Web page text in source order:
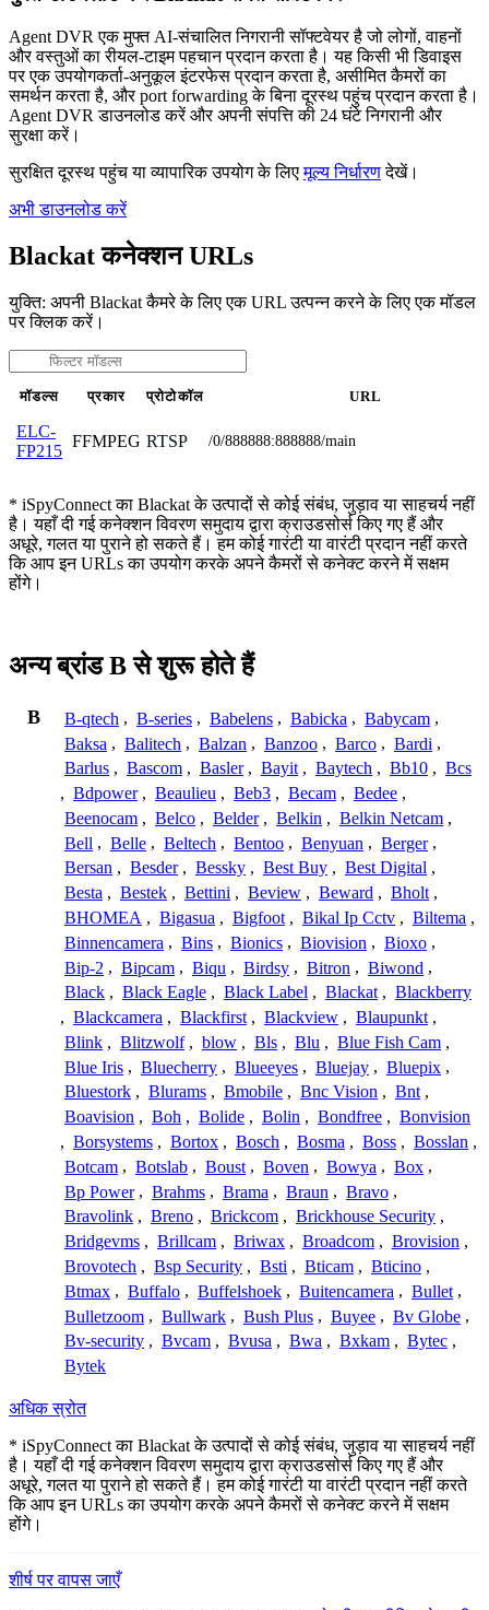
Agent DVR एक मुफ्त AI-संचालित निगरानी सॉफ्टवेयर है जो लोगों, वाहनों
और वस्तुओं का रीयल-टाइम पहचान प्रदान करता है। यह किसी भी डिवाइस
पर एक उपयोगकर्ता-अनुकूल इंटरफेस प्रदान करता है, असीमित कैमरों का
समर्थन करता है, और port forwarding के बिना दूरस्थ पहुंच प्रदान करता है।
Agent DVR डाउनलोड करें और अपनी संपत्ति की 24 घंटे निगरानी और
सुरक्षा करें।
सुरक्षित दूरस्थ पहुंच या व्यापारिक उपयोग के लिएमूल्य निर्धारणदेखें।
अभी डाउनलोड करें
Blackat कनेक्शन URLs
युक्ति: अपनी Blackat कैमरे के लिए एक URL उत्पन्न करने के लिए एक मॉडल
पर क्लिक करें।
मॉडल्स प्रकार प्रोटोकॉल URL
ELC-
FP215
FFMPEG RTSP /0/888888:888888/main
* iSpyConnect का Blackat के उत्पादों से कोई संबंध, जुड़ाव या साहचर्य नहीं
है। यहाँ दी गई कनेक्शन विवरण समुदाय द्वारा क्राउडसोर्स किए गए हैं और
अधूरे, गलत या पुराने हो सकते हैं। हम कोई गारंटी या वारंटी प्रदान नहीं करते
कि आप इन URLs का उपयोग करके अपने कैमरों से कनेक्ट करने में सक्षम
होंगे।
अन्य ब्रांड B से शुरू होते हैं
B B-qtech , B-series , Babelens , Babicka , Babycam ,
Baksa , Balitech , Balzan , Banzoo , Barco , Bardi ,
Barlus , Bascom , Basler , Bayit , Baytech , Bb10 , Bcs
, Bdpower , Beaulieu , Beb3 , Becam , Bedee ,
Beenocam , Belco , Belder , Belkin , Belkin Netcam ,
Bell , Belle , Beltech , Bentoo , Benyuan , Berger ,
Bersan , Besder , Bessky , Best Buy , Best Digital ,
Besta , Bestek , Bettini , Beview , Beward , Bholt ,
BHOMEA , Bigasua , Bigfoot , Bikal Ip Cctv , Biltema ,
Binnencamera , Bins , Bionics , Biovision , Bioxo ,
Bip-2 , Bipcam , Biqu , Birdsy , Bitron , Biwond ,
Black , Black Eagle , Black Label , Blackat , Blackberry
, Blackcamera , Blackfirst , Blackview , Blaupunkt ,
Blink , Blitzwolf , blow , Bls , Blu , Blue Fish Cam ,
Blue Iris , Bluecherry , Blueeyes , Bluejay , Bluepix ,
Bluestork , Blurams , Bmobile , Bnc Vision , Bnt ,
Boavision , Boh , Bolide , Bolin , Bondfree , Bonvision
, Borsystems , Bortox , Bosch , Bosma , Boss , Bosslan ,
Botcam , Botslab , Boust , Boven , Bowya , Box ,
Bp Power , Brahms , Brama , Braun , Bravo ,
Bravolink , Breno , Brickcom , Brickhouse Security ,
Bridgevms , Brillcam , Briwax , Broadcom , Brovision ,
Brovotech , Bsp Security , Bsti , Bticam , Bticino ,
Btmax , Buffalo , Buffelshoek , Buitencamera , Bullet ,
Bulletzoom , Bullwark , Bush Plus , Buyee , Bv Globe ,
Bv-security , Bvcam , Bvusa , Bwa , Bxkam , Bytec ,
Bytek
अधिक स्रोत
* iSpyConnect का Blackat के उत्पादों से कोई संबंध, जुड़ाव या साहचर्य नहीं
है। यहाँ दी गई कनेक्शन विवरण समुदाय द्वारा क्राउडसोर्स किए गए हैं और
अधूरे, गलत या पुराने हो सकते हैं। हम कोई गारंटी या वारंटी प्रदान नहीं करते
कि आप इन URLs का उपयोग करके अपने कैमरों से कनेक्ट करने में सक्षम
होंगे।
शीर्ष पर वापस जाएँ